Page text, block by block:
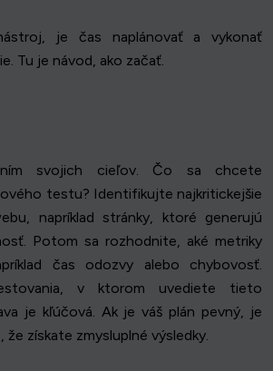
je čas naplánovať a vykonať
Tu je návod, ako začať.
svojich cieľov. Čo sa chcete
testu? Identifikujte najkritickejšie
napríklad stránky, ktoré generujú
Potom sa rozhodnite, aké metriky
čas odozvy alebo chybovosť.
v ktorom uvediete tieto
je kľúčová. Ak je váš plán pevný, je
že získate zmysluplné výsledky.